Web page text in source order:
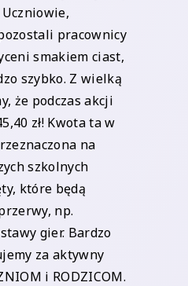
pracownicy
smakiem ciast,
szybko. Z wielką
że podczas akcji
zł! Kwota ta w
na
szkolnych
które będą
np.
gier. Bardzo
za aktywny
i RODZICOM.